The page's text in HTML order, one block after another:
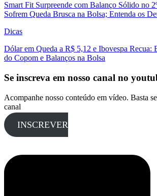
Smart Fit Surpreende com Balanço Sólido no
Sofrem Queda Brusca na Bolsa; Entenda os
Dicas
Dólar em Queda a R$ 5,12 e Ibovespa Recua:
do Copom e Balanços na Bolsa
Se inscreva em nosso canal no
Acompanhe nosso conteúdo em vídeo. Basta
canal
INSCREVER